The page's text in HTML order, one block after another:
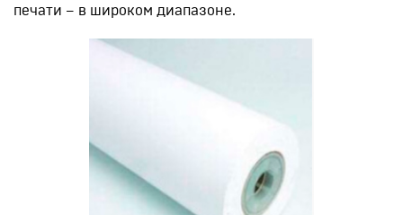
печати – в широком диапазоне.